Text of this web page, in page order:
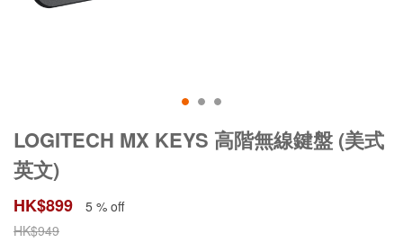
LOGITECH MX KEYS 高階無線鍵盤 (美式
英文)
HK$899
5 % off
HK$949